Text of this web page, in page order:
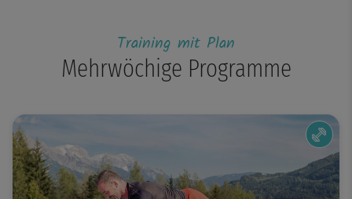
Training mit Plan
Mehrwöchige Programme